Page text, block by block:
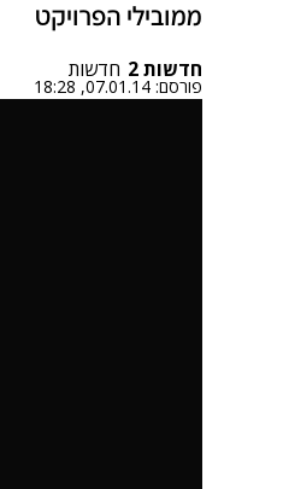
ממובילי הפרויקט
חדשות 2 חדשות
פורסם: 07.01.14, 18:28